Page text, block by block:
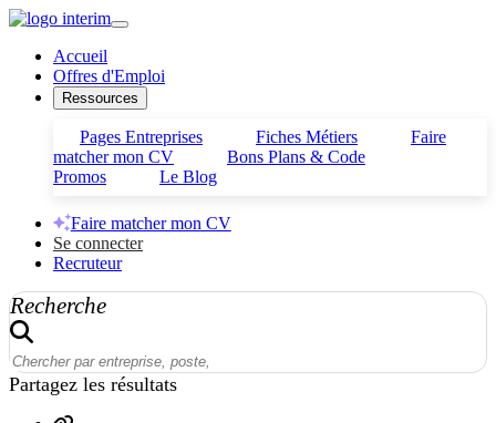
Accueil
Offres d'Emploi
Ressources
Pages Entreprises Fiches Métiers
Faire
matcher mon CV
Bons Plans & Code
Promos
Le Blog
Faire matcher mon CV
Se connecter
Recruteur
Recherche
Partagez les résultats